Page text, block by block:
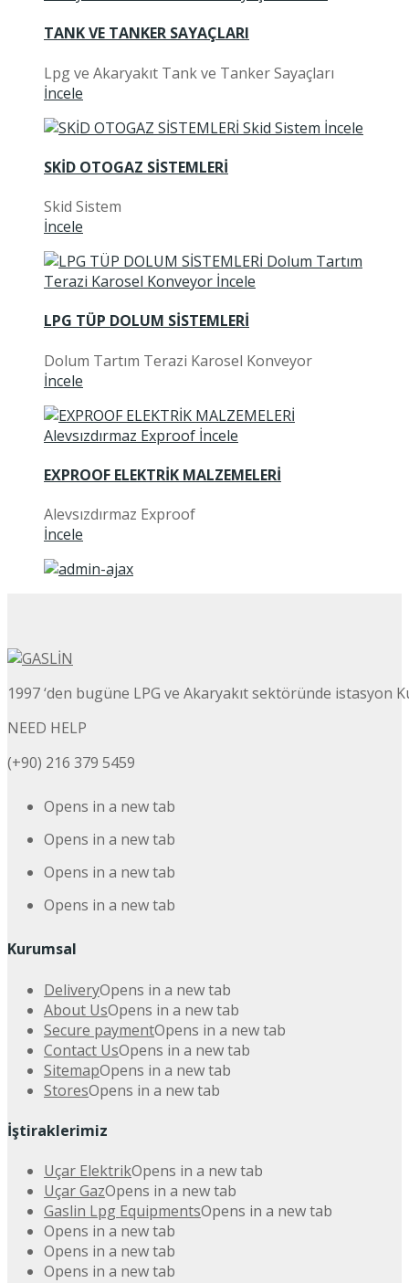
TANK VE TANKER SAYAÇLARI
Lpg ve Akaryakıt Tank ve Tanker Sayaçları
İncele
SKİD OTOGAZ SİSTEMLERİ
Skid Sistem
İncele
LPG TÜP DOLUM SİSTEMLERİ
Dolum Tartım Terazi Karosel Konveyor
İncele
EXPROOF ELEKTRİK MALZEMELERİ
Alevsızdırmaz Exproof
İncele
1997 ‘den bugüne LPG ve Akaryakıt sektöründe istasyon
NEED HELP
(+90) 216 379 5459
Opens in a new tab
Opens in a new tab
Opens in a new tab
Opens in a new tab
Kurumsal
DeliveryOpens in a new tab
About UsOpens in a new tab
Secure paymentOpens in a new tab
Contact UsOpens in a new tab
SitemapOpens in a new tab
StoresOpens in a new tab
İştiraklerimiz
Uçar ElektrikOpens in a new tab
Uçar GazOpens in a new tab
Gaslin Lpg EquipmentsOpens in a new tab
Opens in a new tab
Opens in a new tab
Opens in a new tab